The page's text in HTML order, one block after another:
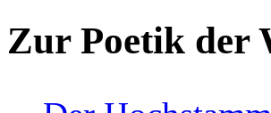
Zur Poetik der